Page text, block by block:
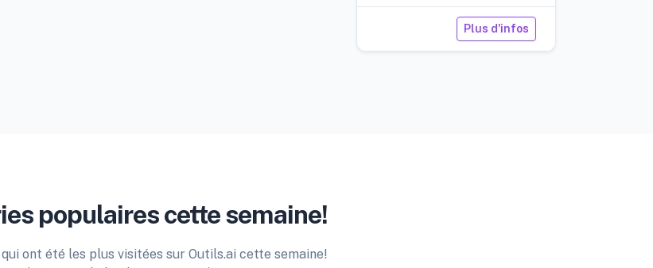
Plus d'infos
populaires cette semaine!
ont été les plus visitées sur Outils.ai cette semaine!